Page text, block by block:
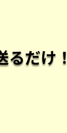
だけ！